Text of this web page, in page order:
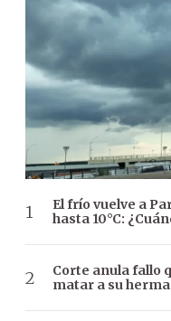
El frío vuelve a
hasta 10°C:
Corte anula fallo
matar a su